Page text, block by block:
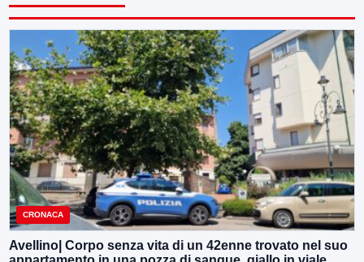
CRONACA
Avellino| Corpo senza vita di un 42enne trovato nel suo